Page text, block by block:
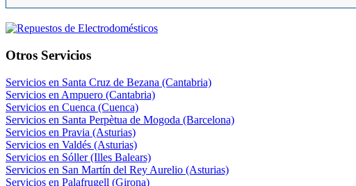
Otros Servicios
Servicios en Santa Cruz de Bezana (Cantabria)
Servicios en Ampuero (Cantabria)
Servicios en Cuenca (Cuenca)
Servicios en Santa Perpètua de Mogoda (Barcelona)
Servicios en Pravia (Asturias)
Servicios en Valdés (Asturias)
Servicios en Sóller (Illes Balears)
Servicios en San Martín del Rey Aurelio (Asturias)
Servicios en Palafrugell (Girona)